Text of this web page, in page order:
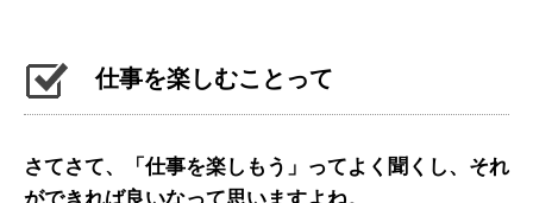
仕事を楽しむことって
さてさて、「仕事を楽しもう」ってよく聞くし、それ